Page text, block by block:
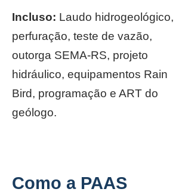
Incluso: Laudo hidrogeológico,
perfuração, teste de vazão,
outorga SEMA-RS, projeto
hidráulico, equipamentos Rain
Bird, programação e ART do
geólogo.
Como a PAAS